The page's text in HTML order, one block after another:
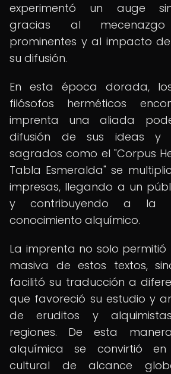
experimentó un auge
gracias al
prominentes y al impacto
su difusión.
En esta época dorada,
filósofos herméticos
imprenta una aliada
difusión de sus ideas y
sagrados como el "Corpus
Tabla Esmeralda" se
impresas, llegando a un
y contribuyendo a la
conocimiento alquímico.
La imprenta no solo
masiva de estos textos,
facilitó su traducción a
que favoreció su estudio y
de eruditos y
regiones. De esta
alquímica se convirtió
cultural de alcance